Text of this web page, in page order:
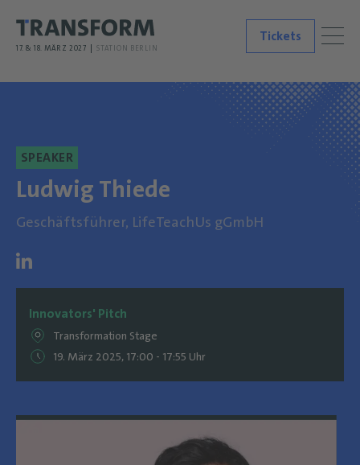
17. & 18. MÄRZ 2027 STATION BERLIN
Tickets
SPEAKER
Ludwig Thiede
Geschäftsführer, LifeTeachUs gGmbH
Innovators' Pitch
Transformation Stage
19. März 2025, 17:00 - 17:55 Uhr